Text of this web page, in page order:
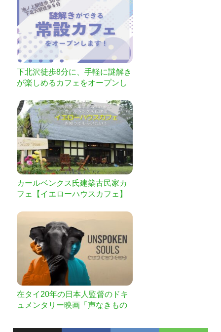
下北沢徒歩8分に、手軽に謎解き
が楽しめるカフェをオープンし
カールベンクス氏建築古民家カ
フェ【イエローハウスカフェ】
在タイ20年の日本人監督のドキ
ュメンタリー映画「声なきもの
します